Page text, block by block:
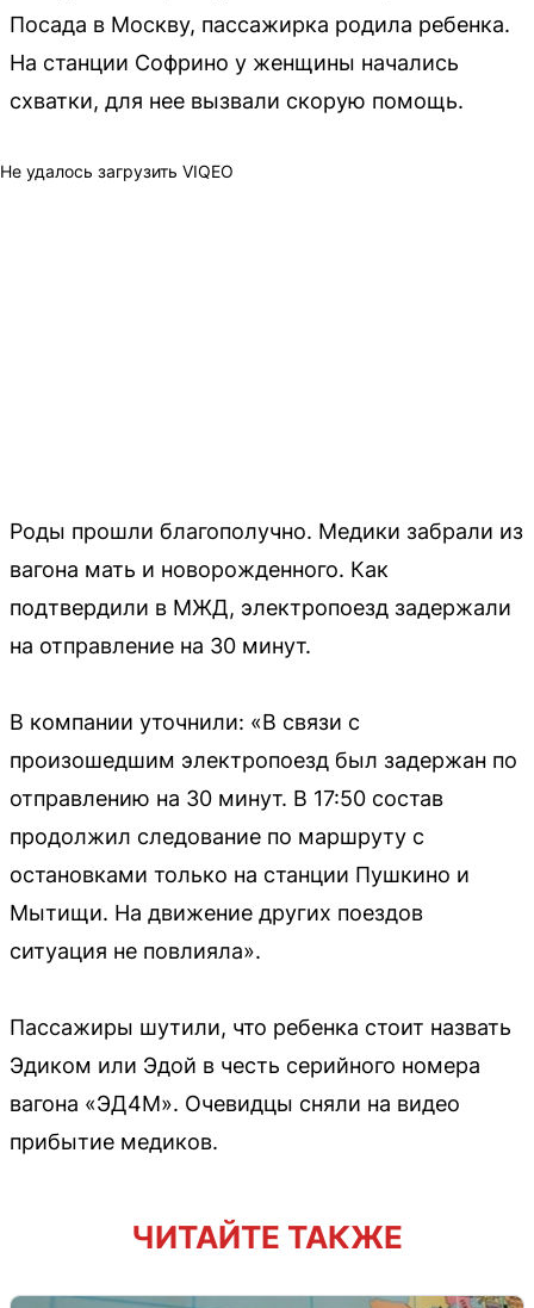
Посада в Москву, пассажирка родила ребенка.
На станции Софрино у женщины начались
схватки, для нее вызвали скорую помощь.
Не удалось загрузить VIQEO
Роды прошли благополучно. Медики забрали из
вагона мать и новорожденного. Как
подтвердили в МЖД, электропоезд задержали
на отправление на 30 минут.
В компании уточнили: «В связи с
произошедшим электропоезд был задержан по
отправлению на 30 минут. В 17:50 состав
продолжил следование по маршруту с
остановками только на станции Пушкино и
Мытищи. На движение других поездов
ситуация не повлияла».
Пассажиры шутили, что ребенка стоит назвать
Эдиком или Эдой в честь серийного номера
вагона «ЭД4М». Очевидцы сняли на видео
прибытие медиков.
ЧИТАЙТЕ ТАКЖЕ